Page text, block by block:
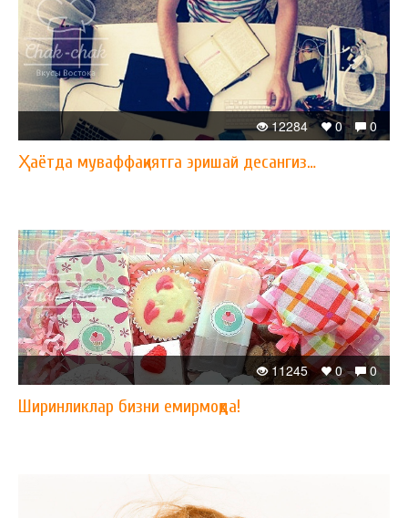
0
0
12284
Ҳаётда муваффақиятга эришай десангиз…
0
0
11245
Ширинликлар бизни емирмоқда!